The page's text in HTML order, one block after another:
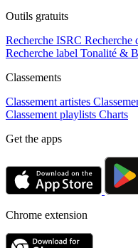
Outils gratuits
Recherche ISRC Recherche
Recherche label Tonalité &
Classements
Classement artistes
Classement playlists Charts
Get the apps
Chrome extension